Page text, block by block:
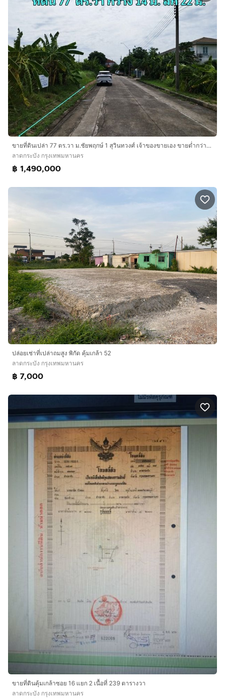
ขายที่ดินเปล่า 77 ตร.วา ม.ชัยพฤกษ์ 1 สุวินทวงศ์ เจ้าของขายเอง ขายต่ำกว่าราคาประเมิน ใกล้สุวรรณภูมิ
ลาดกระบัง กรุงเทพมหานคร
฿ 1,490,000
ปล่อยเช่าที่เปล่าถมสูง พิกัด คุ้มเกล้า 52
ลาดกระบัง กรุงเทพมหานคร
฿ 7,000
ขายที่ดินคุ้มเกล้าซอย 16 แยก 2 เนื้อที่ 239 ตารางวา
ลาดกระบัง กรุงเทพมหานคร